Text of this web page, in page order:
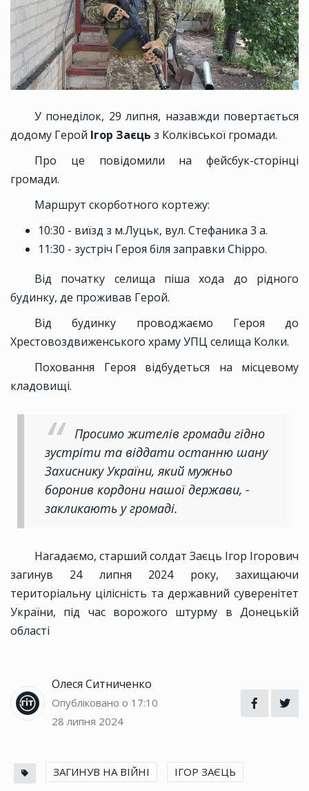
У понеділок, 29 липня, назавжди повертається
додому Герой Ігор Заєць з Колківської громади.
Про це повідомили на фейсбук-сторінці
громади.
Маршрут скорботного кортежу:
10:30 - виїзд з м.Луцьк, вул. Стефаника 3 а.
11:30 - зустріч Героя біля заправки Chippo.
Від початку селища піша хода до рідного
будинку, де проживав Герой.
Від будинку проводжаємо Героя до
Хрестовоздвиженського храму УПЦ селища Колки.
Поховання Героя відбудеться на місцевому
кладовищі.
Просимо жителів громади гідно
зустріти та віддати останню шану
Захиснику України, який мужньо
боронив кордони нашої держави, -
закликають у громаді.
Нагадаємо, старший солдат Заєць Ігор Ігорович
загинув 24 липня 2024 року, захищаючи
територіальну цілісність та державний суверенітет
України, під час ворожого штурму в Донецькій
області
Олеся Ситниченко
Опубліковано о 17:10
28 липня 2024
ЗАГИНУВ НА ВІЙНІ ІГОР ЗАЄЦЬ